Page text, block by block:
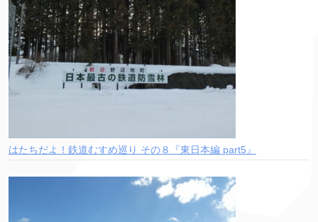
はたちだよ！鉄道むすめ巡り その８『東日本編 part5』